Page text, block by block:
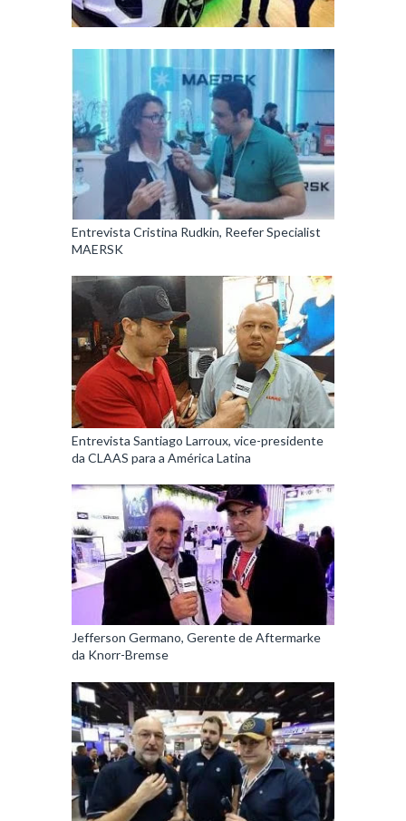
Entrevista Cristina Rudkin, Reefer Specialist
MAERSK
Entrevista Santiago Larroux, vice-presidente
da CLAAS para a América Latina
Jefferson Germano, Gerente de Aftermarke
da Knorr-Bremse